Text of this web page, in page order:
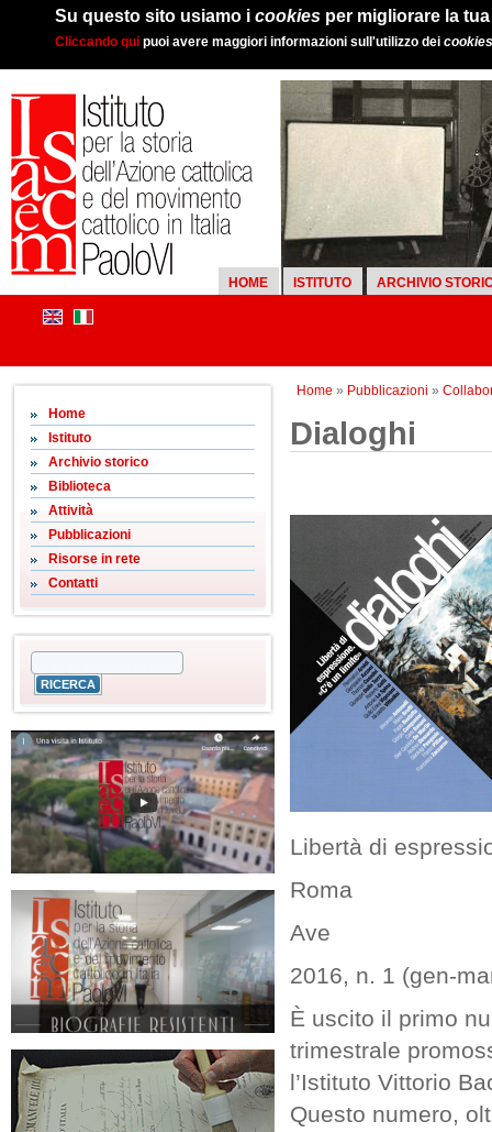
Su questo sito usiamo i cookies per migliorare la
Cliccando qui puoi avere maggiori informazioni sull'utilizzo dei cookies
HOME ISTITUTO ARCHIVIO
Home » Pubblicazioni »
Home
Istituto
Archivio storico
Biblioteca
Attività
Pubblicazioni
Risorse in rete
Contatti
Dialoghi
Libertà di
Roma
Ave
2016, n. 1 (gen-
È uscito il primo
trimestrale
l’Istituto Vittorio
Questo numero,